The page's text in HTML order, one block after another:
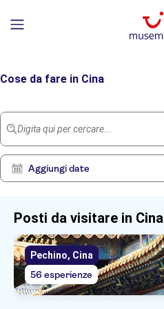
Cose da fare in Cina
Digita qui per cercare...
Aggiungi date
Posti da visitare in Cina
Pechino, Cina
56 esperienze
Elimina
filtri
Mostra
153
risultati